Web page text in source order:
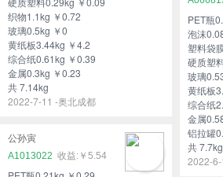
织物1.1kg ￥0.72
玻璃0.5kg ￥0
黄纸板3.44kg ￥4.2
综合纸0.61kg ￥0.39
金属0.3kg ￥0.23
共 7.14kg
2022-7-11 -奥北成都
PET瓶
泡沫
塑料袋
硬质塑
玻璃
黄纸板
综合纸
金属
铝拉罐
共 7.7kg
2022-
公孙寅
A1013022
￥5.54